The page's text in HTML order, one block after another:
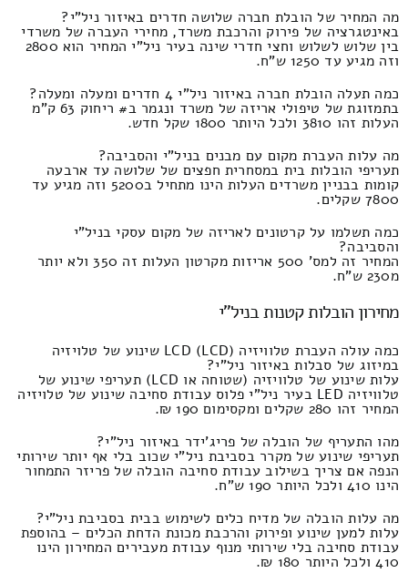
מה המחיר של הובלת חברה שלושה חדרים באיזור ניל"י?
באינטגרציה של פירוק והרכבת משרד, מחירי העברה של משרדי
בין שלוש לשלוש וחצי חדרי שינה בעיר ניל"י המחיר הוא 2800
וזה מגיע עד 1250 ש"ח.
כמה תעלה הובלת חברה באיזור ניל"י 4 חדרים ומעלה ומעלה?
בתמזוגת של טיפולי אריזה של משרד ונגמר ב# ריחוק 63 ק"מ
העלות זהו 3810 ולכל היותר 1800 שקל חדש.
מה עלות העברת מקום עם מבנים בניל"י והסביבה?
תעריפי הובלות בית במסחרית חפצים של שלושה עד ארבעה
קומות בבניין משרדים העלות הינו מתחיל ב5200 וזה מגיע עד
7800 שקלים.
כמה תשלמו על קרטונים לאריזה של מקום עסקי בניל"י
והסביבה?
המחיר זה למס' 500 אריזות מקרטון העלות זה 350 ולא יותר
מ230 ש"ח.
מחירון הובלות קטנות בניל"י
כמה עולה העברת טלוויזיה LCD (LCD) שינוע של טלויזיה
במיזוג של סבלות באיזור ניל"י?
עלות שינוע של טלוויזיה (שטוחה או LCD) תעריפי שינוע של
טלוויזיה LED בעיר ניל"י פלוס עבודת סחיבה שינוע של טלויזיה
המחיר זהו 280 שקלים ומקסימום 190 ₪.
מהו התעריף של הובלה של פריג'ידר באיזור ניל"י?
תעריפי שינוע של מקרר בסביבת ניל"י שכוב בלי אף יותר שירותי
הנפה אם צריך בשילוב עבודת סחיבה הובלה של פריזר התמחור
הינו 410 ולכל היותר 190 ש"ח.
מה עלות הובלה של מדיח כלים לשימוש בבית בסביבת ניל"י?
עלות למען שינוע ופירוק והרכבת מכונת הדחת הכלים – בהוספת
עבודת סחיבה בלי שירותי מנוף עבודת מעבירים המחירון הינו
410 ולכל היותר 180 ₪.